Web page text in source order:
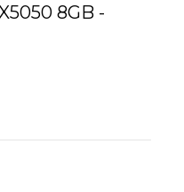
8GB -